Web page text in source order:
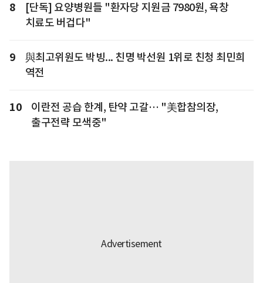
8
[단독] 요양병원들 "환자당 지원금 7980원, 욕창
치료도 버겁다"
9
與최고위원도 박빙... 친명 박선원 1위로 친청 최민희
역전
10
이란전 공습 한계, 탄약 고갈… "美합참의장,
출구전략 모색중"